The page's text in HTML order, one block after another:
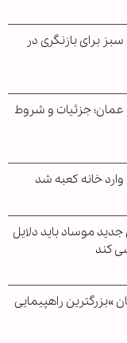
برای بازنگری در
و عمان؛ جزئیات و شروط
خانه کعبه شد
موساد باید دلایل
کند
»بزرگترین راهپیمایی